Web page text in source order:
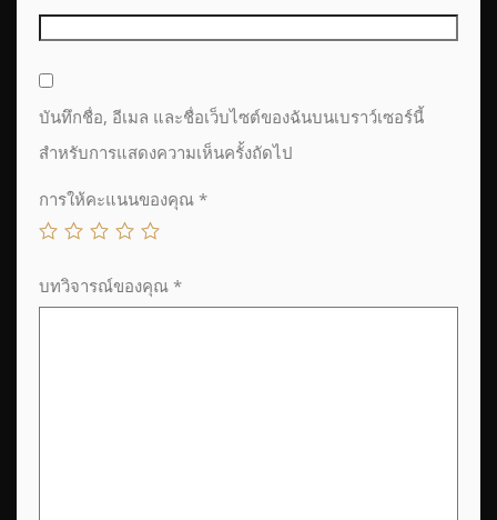
บันทึกชื่อ, อีเมล และชื่อเว็บไซต์ของฉันบนเบราว์เซอร์นี้
สำหรับการแสดงความเห็นครั้งถัดไป
การให้คะแนนของคุณ *
บทวิจารณ์ของคุณ *